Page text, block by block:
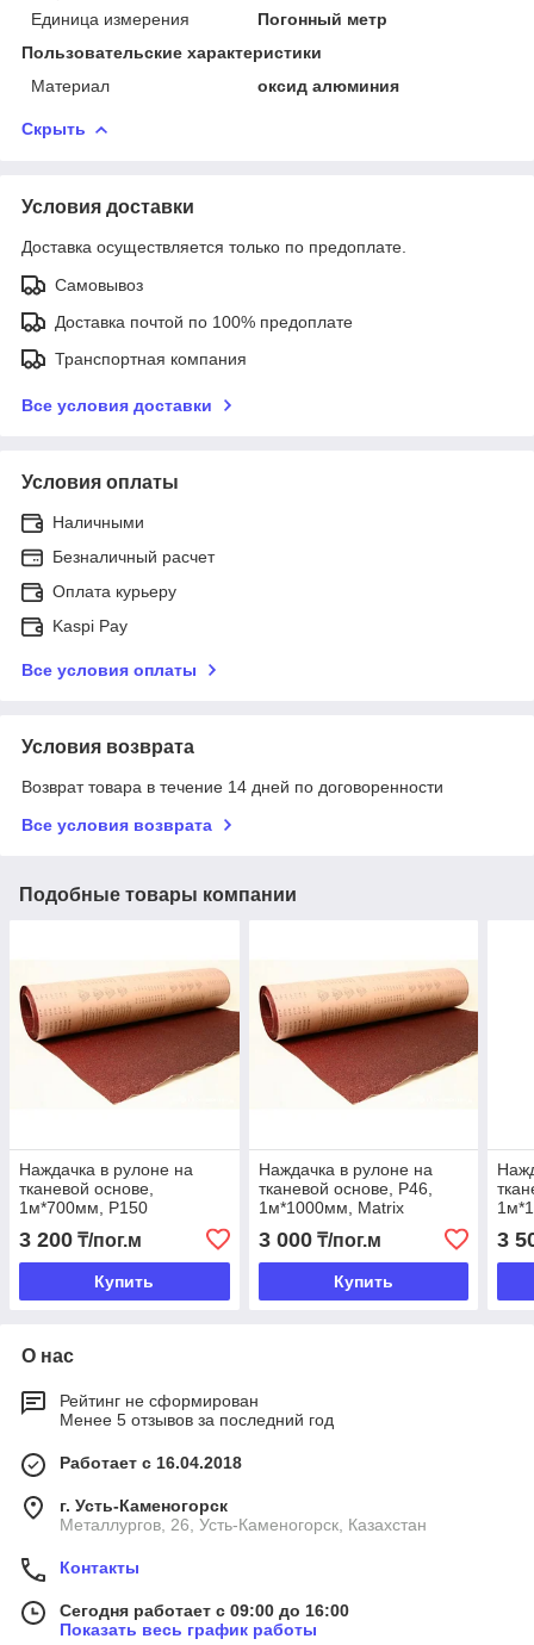
Единица измерения
Погонный метр
Пользовательские характеристики
Материал
оксид алюминия
Скрыть
Условия доставки
Доставка осуществляется только по предоплате.
Самовывоз
Доставка почтой по 100% предоплате
Транспортная компания
Все условия доставки
Условия оплаты
Наличными
Безналичный расчет
Оплата курьеру
Kaspi Pay
Все условия оплаты
Условия возврата
Возврат товара в течение 14 дней по договоренности
Все условия возврата
Подобные товары компании
Наждачка в рулоне на
тканевой основе,
1м*700мм, Р150
3 200 ₸/пог.м
Купить
Наждачка в рулоне на
тканевой основе, P46,
1м*1000мм, Matrix
3 000₸/пог.м
Купить
3
О нас
Рейтинг не сформирован
Менее 5 отзывов за последний год
Работает с 16.04.2018
г. Усть-Каменогорск
Металлургов, 26, Усть-Каменогорск, Казахстан
Контакты
Сегодня работает с 09:00 до 16:00
Показать весь график работы